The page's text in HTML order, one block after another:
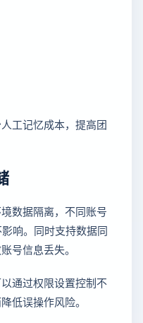
工记忆成本，提高团
数据隔离，不同账号
响。同时支持数据同
号信息丢失。
通过权限设置控制不
低误操作风险。